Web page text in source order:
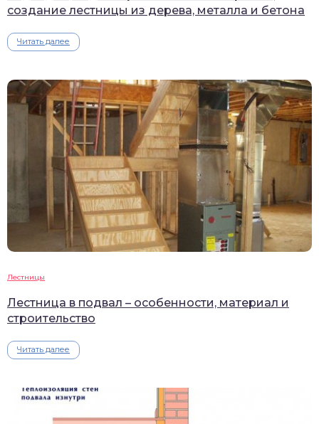
создание лестницы из дерева, металла и бетона
Читать далее
Лестницы
Лестница в подвал – особенности, материал и
строительство
Читать далее